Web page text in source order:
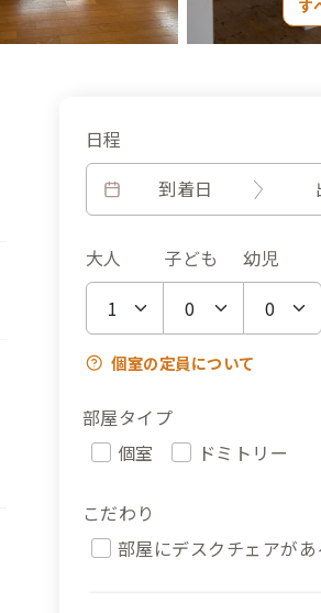
す
日程
到着日
大人 子ども 幼児
個室の定員について
部屋タイプ
個室
ドミトリー
こだわり
部屋にデスクチェアがあ